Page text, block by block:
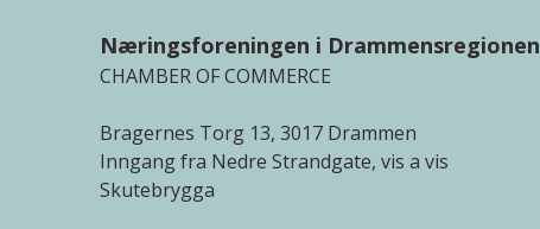
Næringsforeningen i Drammensregionen
CHAMBER OF COMMERCE
Bragernes Torg 13, 3017 Drammen
Inngang fra Nedre Strandgate, vis a vis
Skutebrygga